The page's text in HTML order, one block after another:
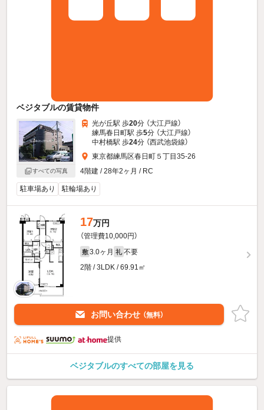
ベジタブルの賃貸物件
すべての写真
光が丘駅 歩20分 （大江戸線）
練馬春日町駅 歩5分 （大江戸線）
中村橋駅 歩24分 （西武池袋線）
東京都練馬区春日町５丁目35-26
4階建 / 28年2ヶ月 / RC
駐車場あり 駐輪場あり
17万円
（管理費10,000円）
敷 3.0ヶ月 礼 不要
2階 / 3LDK / 69.91㎡
お問い合わせ （無料）
提供
ベジタブルのすべての部屋を見る